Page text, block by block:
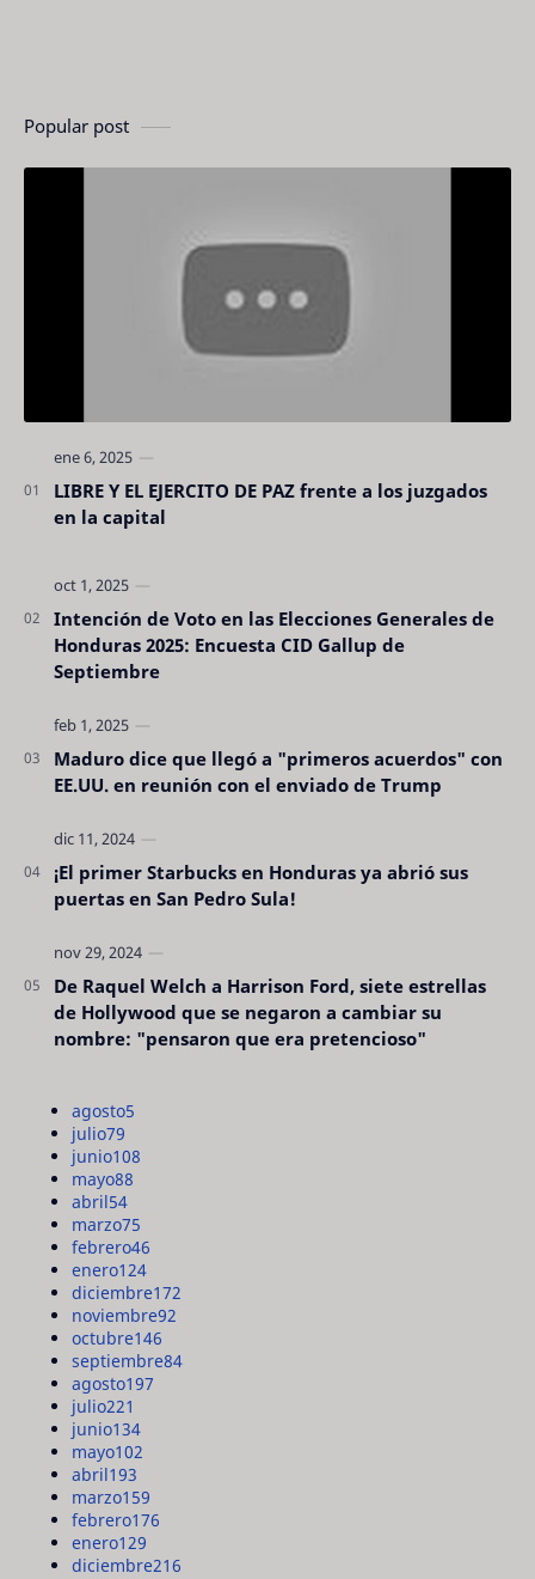
Popular post
LIBRE Y EL EJERCITO DE PAZ frente a los juzgados
en la capital
Intención de Voto en las Elecciones Generales de
Honduras 2025: Encuesta CID Gallup de
Septiembre
Maduro dice que llegó a "primeros acuerdos" con
EE.UU. en reunión con el enviado de Trump
¡El primer Starbucks en Honduras ya abrió sus
puertas en San Pedro Sula!
De Raquel Welch a Harrison Ford, siete estrellas
de Hollywood que se negaron a cambiar su
nombre: "pensaron que era pretencioso"
agosto5
julio79
junio108
mayo88
abril54
marzo75
febrero46
enero124
diciembre172
noviembre92
octubre146
septiembre84
agosto197
julio221
junio134
mayo102
abril193
marzo159
febrero176
enero129
diciembre216